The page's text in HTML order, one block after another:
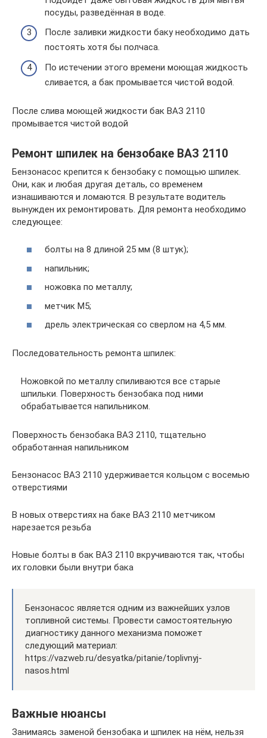
посуды, разведённая в воде.
После заливки жидкости баку необходимо дать
постоять хотя бы полчаса.
По истечении этого времени моющая жидкость
сливается, а бак промывается чистой водой.
После слива моющей жидкости бак ВАЗ 2110
промывается чистой водой
Ремонт шпилек на бензобаке ВАЗ 2110
Бензонасос крепится к бензобаку с помощью шпилек.
Они, как и любая другая деталь, со временем
изнашиваются и ломаются. В результате водитель
вынужден их ремонтировать. Для ремонта необходимо
следующее:
болты на 8 длиной 25 мм (8 штук);
напильник;
ножовка по металлу;
метчик М5;
дрель электрическая со сверлом на 4,5 мм.
Последовательность ремонта шпилек:
Ножовкой по металлу спиливаются все старые
шпильки. Поверхность бензобака под ними
обрабатывается напильником.
Поверхность бензобака ВАЗ 2110, тщательно
обработанная напильником
Бензонасос ВАЗ 2110 удерживается кольцом с восемью
отверстиями
В новых отверстиях на баке ВАЗ 2110 метчиком
нарезается резьба
Новые болты в бак ВАЗ 2110 вкручиваются так, чтобы
их головки были внутри бака
Бензонасос является одним из важнейших узлов
топливной системы. Провести самостоятельную
диагностику данного механизма поможет
следующий материал:
https://vazweb.ru/desyatka/pitanie/toplivnyj-
nasos.html
Важные нюансы
Занимаясь заменой бензобака и шпилек на нём, нельзя